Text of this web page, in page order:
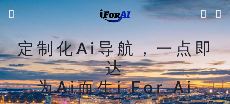
定制化Ai导航，一点即
达
为Ai而生i For Ai